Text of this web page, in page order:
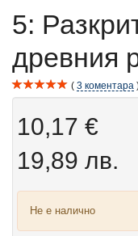
5:
древния
3 коментара
10,17 €
19,89 лв.
Не е налично